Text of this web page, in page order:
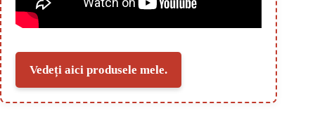
Vedeți aici produsele mele.